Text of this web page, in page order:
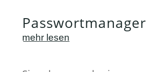
Passwortmanager
mehr lesen